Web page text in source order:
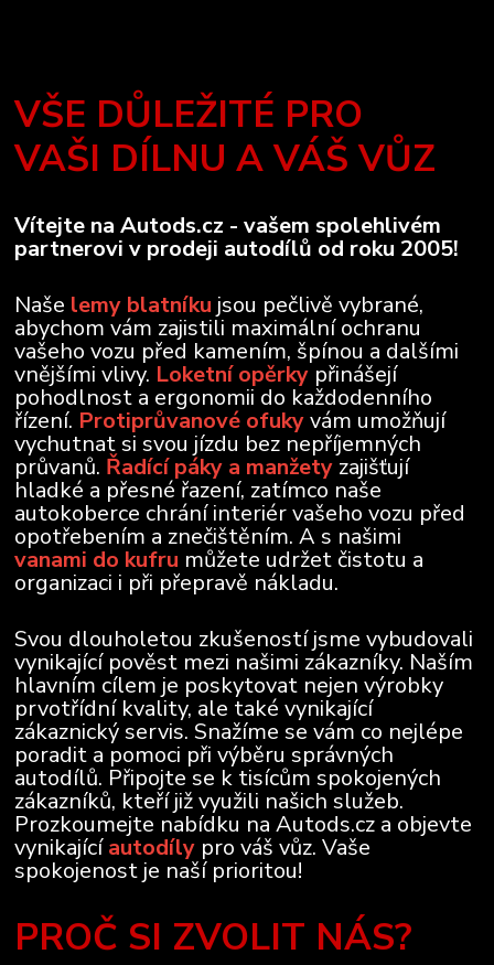
VŠE DŮLEŽITÉ PRO
VAŠI DÍLNU A VÁŠ VŮZ
Vítejte na Autods.cz - vašem spolehlivém
partnerovi v prodeji autodílů od roku 2005!
Naše lemy blatníku jsou pečlivě vybrané,
abychom vám zajistili maximální ochranu
vašeho vozu před kamením, špínou a dalšími
vnějšími vlivy. Loketní opěrky přinášejí
pohodlnost a ergonomii do každodenního
řízení. Protiprůvanové ofukyvám umožňují
vychutnat si svou jízdu bez nepříjemných
průvanů. Řadící páky a manžety zajišťují
hladké a přesné řazení, zatímco naše
autokoberce chrání interiér vašeho vozu před
opotřebením a znečištěním. A s našimi
vanami do kufru můžete udržet čistotu a
organizaci i při přepravě nákladu.
Svou dlouholetou zkušeností jsme vybudovali
vynikající pověst mezi našimi zákazníky. Naším
hlavním cílem je poskytovat nejen výrobky
prvotřídní kvality, ale také vynikající
zákaznický servis. Snažíme se vám co nejlépe
poradit a pomoci při výběru správných
autodílů. Připojte se k tisícům spokojených
zákazníků, kteří již využili našich služeb.
Prozkoumejte nabídku na Autods.cz a objevte
vynikajícíautodíly pro váš vůz. Vaše
spokojenost je naší prioritou!
PROČ SI ZVOLIT NÁS?